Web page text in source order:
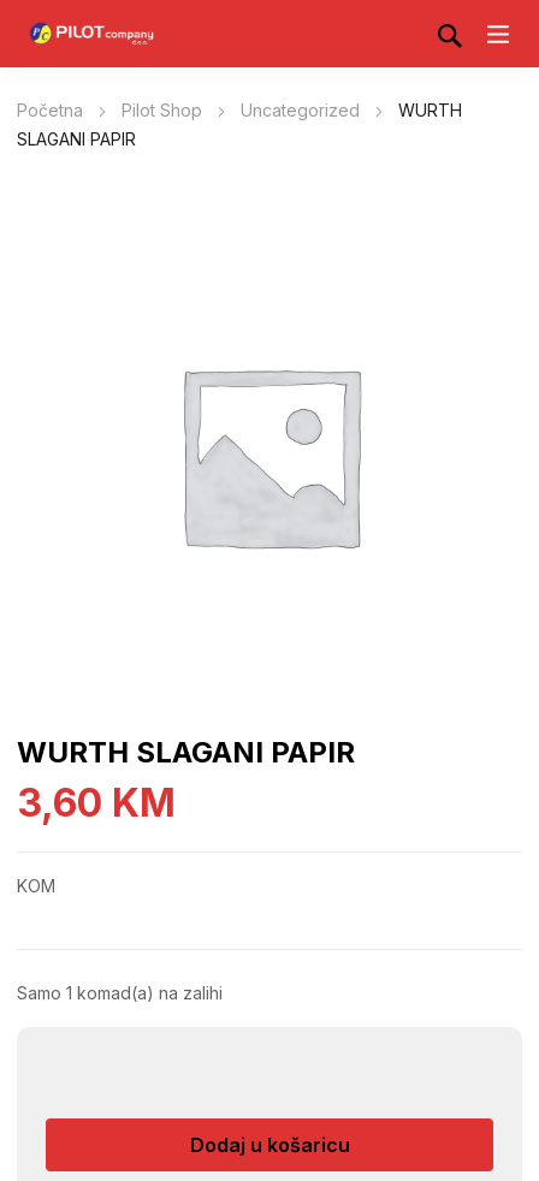
Početna Pilot Shop Uncategorized
WURTH
SLAGANI PAPIR
WURTH SLAGANI PAPIR
3,60 KM
KOM
Samo 1 komad(a) na zalihi
PAPIR
Dodaj u košaricu